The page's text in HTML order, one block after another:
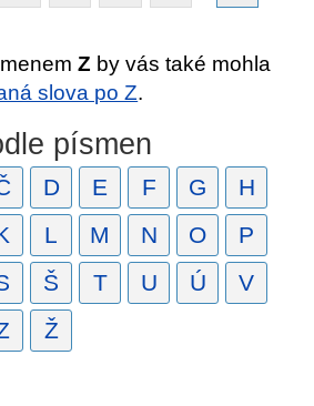
Z by vás také mohla
slova po Z.
písmen
D E F G
H
L M N O
P
Š T U Ú
V
Ž